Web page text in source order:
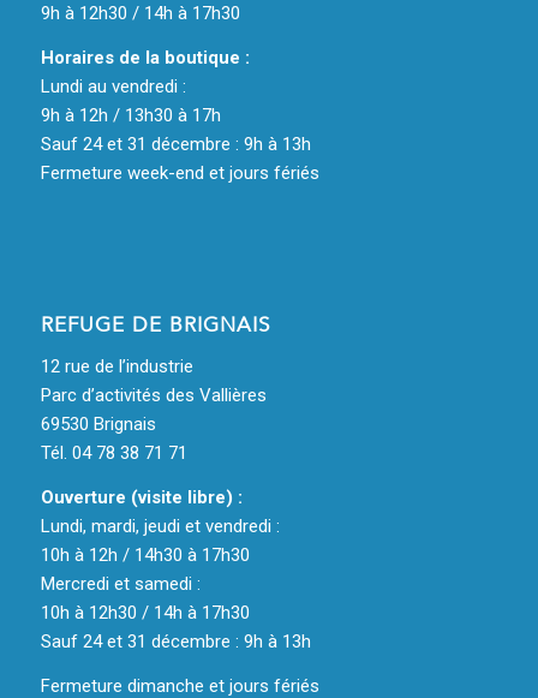
9h à 12h30 / 14h à 17h30
Horaires de la boutique :
Lundi au vendredi :
9h à 12h / 13h30 à 17h
Sauf 24 et 31 décembre : 9h à 13h
Fermeture week-end et jours fériés
REFUGE DE BRIGNAIS
12 rue de l’industrie
Parc d’activités des Vallières
69530 Brignais
Tél. 04 78 38 71 71
Ouverture (visite libre) :
Lundi, mardi, jeudi et vendredi :
10h à 12h / 14h30 à 17h30
Mercredi et samedi :
10h à 12h30 / 14h à 17h30
Sauf 24 et 31 décembre : 9h à 13h
Fermeture dimanche et jours fériés